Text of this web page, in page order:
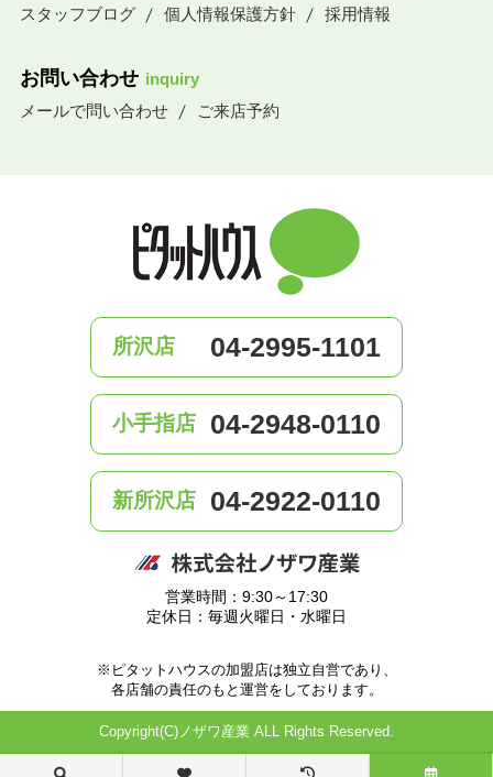
スタッフブログ
個人情報保護方針 採用情報
お問い合わせ inquiry
メールで問い合わせ
ご来店予約
所沢店 04-2995-1101
小手指店 04-2948-0110
新所沢店 04-2922-0110
営業時間：9:30～17:30
定休日：毎週火曜日・水曜日
※ピタットハウスの加盟店は独立自営であり、
各店舗の責任のもと運営をしております。
Copyright(C)ノザワ産業 ALL Rights Reserved.